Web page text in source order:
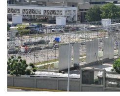
4
nueva
debate